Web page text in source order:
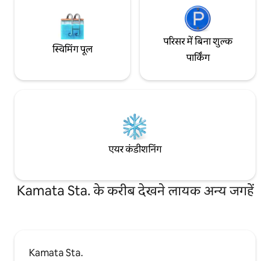
◆ऐक्सेस◆ कीक्यू कामाता स्टेशन 4 मिनट की
पैदल दूरी पर है, जेआर कामाता स्टेशन 8 मिनट की
पैदल दूरी पर है और आप 5 लाइनों का इस्तेमाल कर
सकते हैं शिनजुकु, शिबुया, असाकुसा ट्रेन से 25-35
(जैसा कि नीचे बताया
टीवी मॉनिटर और
निजी PC मॉनिटर है।
स्विमिंग पूल
परिसर में बिना शुल्क
पार्किंग
एयर कंडीशनिंग
Kamata Sta. के करीब देखने लायक अन्य जगहें
Kamata Sta.